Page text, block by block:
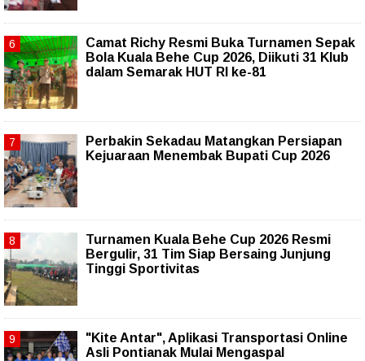
Camat Richy Resmi Buka Turnamen Sepak
Bola Kuala Behe Cup 2026, Diikuti 31 Klub
dalam Semarak HUT RI ke-81
Perbakin Sekadau Matangkan Persiapan
Kejuaraan Menembak Bupati Cup 2026
Turnamen Kuala Behe Cup 2026 Resmi
Bergulir, 31 Tim Siap Bersaing Junjung
Tinggi Sportivitas
"Kite Antar", Aplikasi Transportasi Online
Asli Pontianak Mulai Mengaspal